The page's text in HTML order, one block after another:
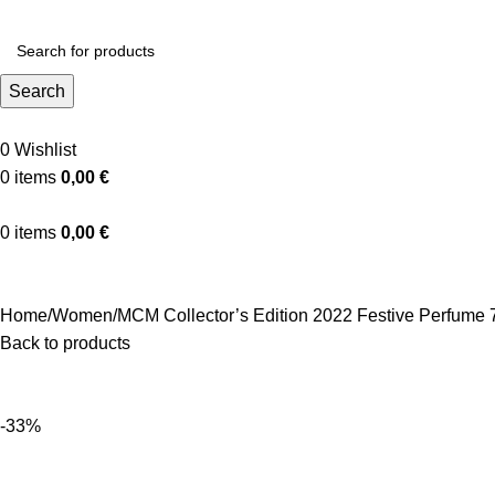
Search
0 Wishlist
0 items 0,00 €
0 items 0,00 €
Home Women MCM Collector’s Edition 2022 Festive Perfume
Back to products
-33%